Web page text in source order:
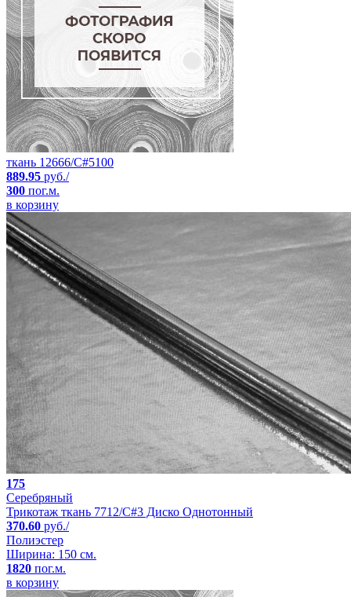
ткань 12666/C#5100
889.95 руб./
300 пог.м.
в корзину
175
Серебряный
Трикотаж ткань 7712/C#3 Диско Однотонный
370.60 руб./
Полиэстер
Ширина: 150 см.
1820 пог.м.
в корзину